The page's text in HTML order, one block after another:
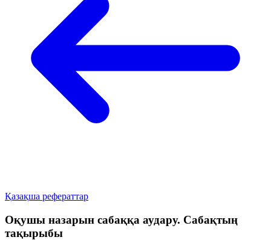
Қазақша рефераттар
Оқушы назарын сабаққа аудару. Сабақтың
тақырыбы